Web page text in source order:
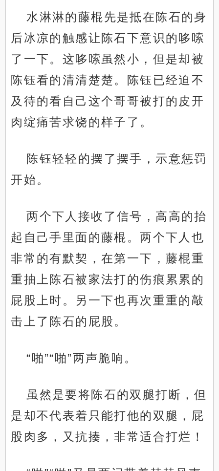
水淋淋的藤棍先是抵在陈石的身
后冰凉的触感让陈石下意识的哆嗦
了一下。这哆嗦虽然小，但是却被
陈钰看的清清楚楚。陈钰已经迫不
及待的看自己这个哥哥被打的皮开
肉绽痛苦求饶的样子了。
陈钰轻轻的摆了摆手，示意惩罚
开始。
两个下人接收了信号，高高的抬
起自己手里面的藤棍。两个下人也
非常的有默契，在第一下，藤棍重
重抽上陈石被家法打的伤痕累累的
屁股上时。另一下也再次重重的敲
击上了陈石的屁股。
“啪”“啪”两声脆响。
虽然是要将陈石的双腿打断，但
是却不代表着只能打他的双腿，屁
股肉多，又抗揍，非常适合打烂！